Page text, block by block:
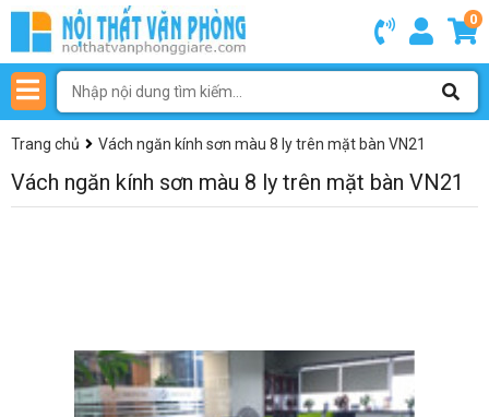
0
Trang chủ Vách ngăn kính sơn màu 8 ly trên mặt bàn VN21
Vách ngăn kính sơn màu 8 ly trên mặt bàn VN21